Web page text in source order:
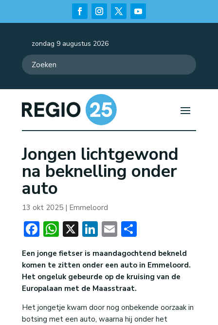
zondag 9 augustus 2026
Jongen lichtgewond
na beknelling onder
auto
13 okt 2025| Emmeloord
Facebook
WhatsApp
X LinkedIn
EmailDelen
Een jonge fietser is maandagochtend bekneld
komen te zitten onder een auto in Emmeloord.
Het ongeluk gebeurde op de kruising van de
Europalaan met de Maasstraat.
Het jongetje kwam door nog onbekende oorzaak in
botsing met een auto, waarna hij onder het